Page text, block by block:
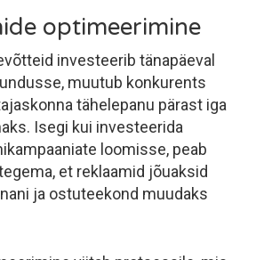
optimeerimine
investeerib tänapäeval
muutub konkurents
tähelepanu pärast iga
Isegi kui investeerida
loomisse, peab
et reklaamid jõuaksid
ja ostuteekond muudaks